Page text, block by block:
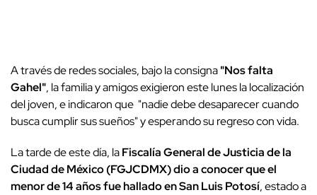
A través de redes sociales, bajo la consigna"Nos falta
Gahel", la familia y amigos exigieron este lunes la localización
del joven, e indicaron que "nadie debe desaparecer cuando
busca cumplir sus sueños" y esperando su regreso con vida.
La tarde de este día, laFiscalía General de Justicia de la
Ciudad de México (FGJCDMX) dio a conocer que el
menor de 14 años fue hallado en San Luis Potosí, estado a